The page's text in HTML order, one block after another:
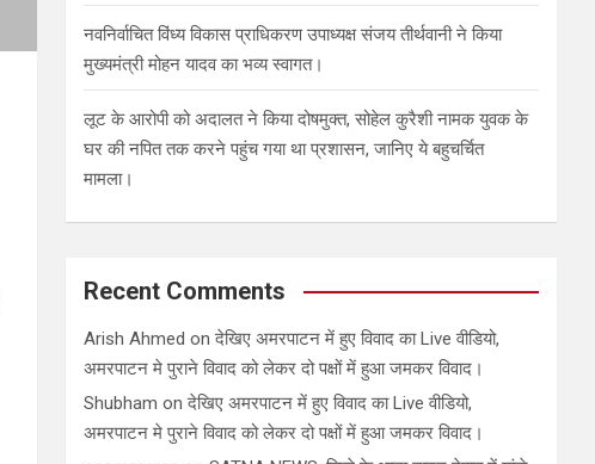
नवनिर्वाचित विंध्य विकास प्राधिकरण उपाध्यक्ष संजय तीर्थवानी ने किया
मुख्यमंत्री मोहन यादव का भव्य स्वागत।
लूट के आरोपी को अदालत ने किया दोषमुक्त, सोहेल कुरैशी नामक युवक के
घर की नपित तक करने पहुंच गया था प्रशासन, जानिए ये बहुचर्चित
मामला।
Recent Comments
Arish Ahmed onदेखिए अमरपाटन में हुए विवाद का Live वीडियो,
अमरपाटन मे पुराने विवाद को लेकर दो पक्षों में हुआ जमकर विवाद।
Shubham onदेखिए अमरपाटन में हुए विवाद का Live वीडियो,
अमरपाटन मे पुराने विवाद को लेकर दो पक्षों में हुआ जमकर विवाद।